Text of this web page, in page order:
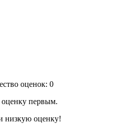
оценок: 0
оценку первым.
низкую оценку!